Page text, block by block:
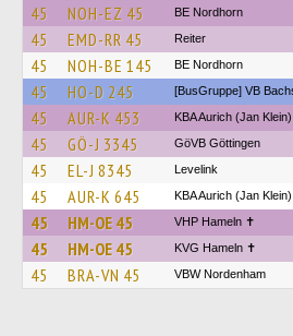
45 NOH-EZ 45 BE Nordhorn
45 EMD-RR 45 Reiter
45 NOH-BE 145 BE Nordhorn
45 HO-D 245 [BusGruppe] VB
45 AUR-K 453 KBA Aurich (Jan Klein)
45 GÖ-J 3345 GöVB Göttingen
45 EL-J 8345 Levelink
45 AUR-K 645 KBA Aurich (Jan Klein)
45 HM-OE 45 VHP Hameln ✝
45 HM-OE 45 KVG Hameln ✝
45 BRA-VN 45 VBW Nordenham